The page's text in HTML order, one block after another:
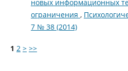
новых информационных
ограничения ,
7 № 38 (2014)
1 2 > >>